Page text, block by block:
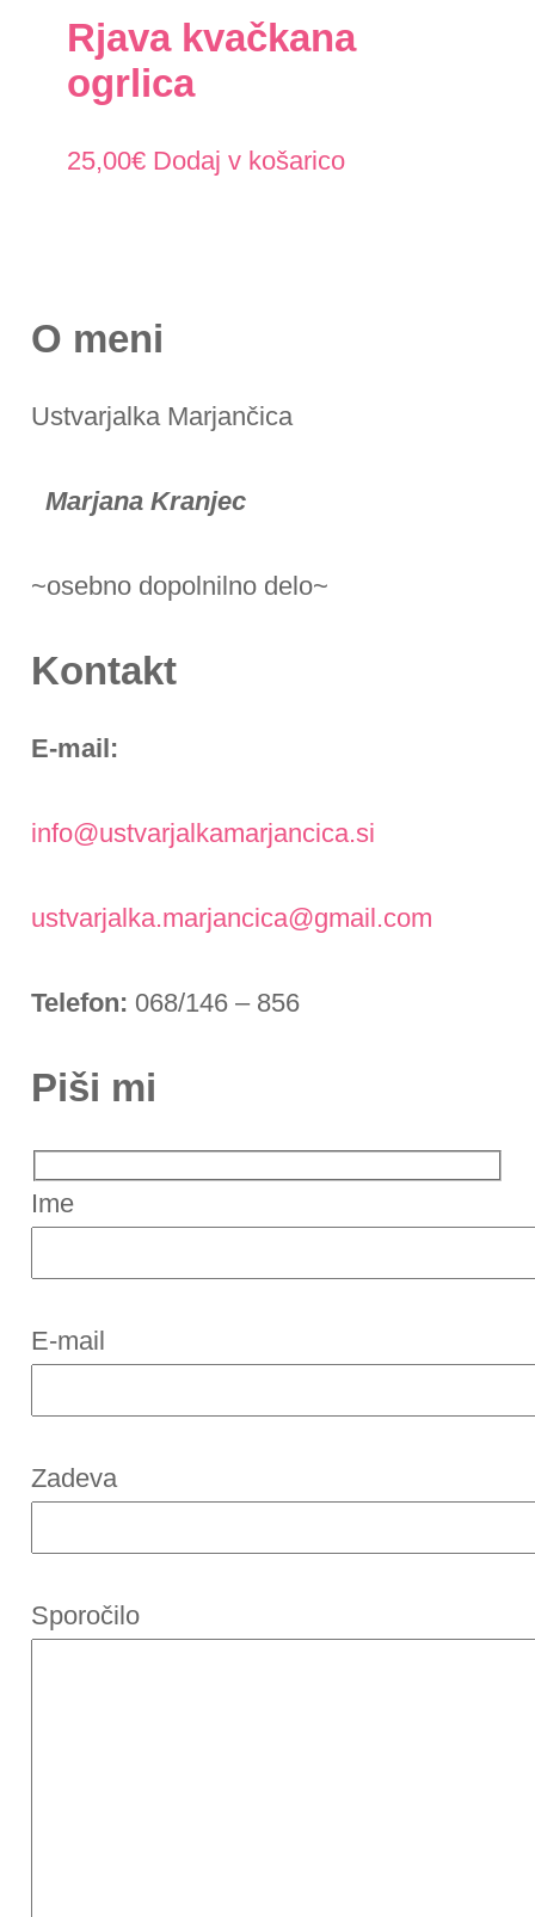
Rjava kvačkana
ogrlica
25,00€ Dodaj v košarico
O meni
Ustvarjalka Marjančica
Marjana Kranjec
~osebno dopolnilno delo~
Kontakt
E-mail:
info@ustvarjalkamarjancica.si
ustvarjalka.marjancica@gmail.com
Telefon: 068/146 – 856
Piši mi
Ime
E-mail
Zadeva
Sporočilo